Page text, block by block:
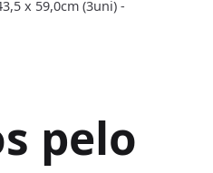
x 59,0cm (3uni) -
pelo